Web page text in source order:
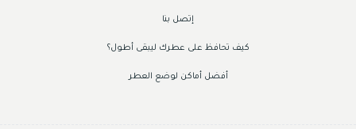
إتصل بنا
كيف تحافظ على عطرك ليبقى أطول؟
أفضل أماكن لوضع العطر